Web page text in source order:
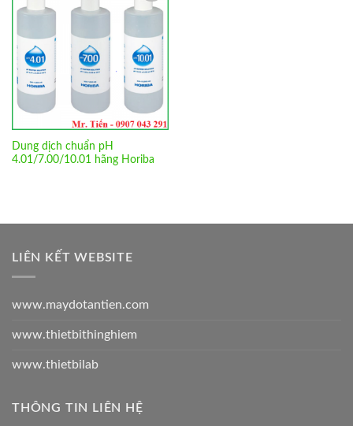
Add to
Dung dịch chuẩn pH
4.01/7.00/10.01 hãng Horiba
LIÊN KẾT WEBSITE
www.maydotantien.com
www.thietbithinghiem
www.thietbilab
THÔNG TIN LIÊN HỆ